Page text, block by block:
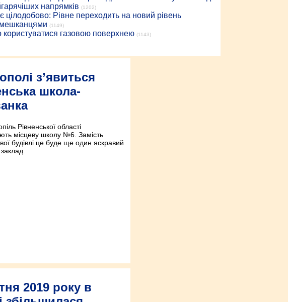
напрямків (1202)
цілодобово: Рівне переходить на новий рівень
мешканцями (1149)
користуватися газовою поверхнею (1143)
з’явиться
школа-
Рівненської області
місцеву школу №6. Замість
будівлі це буде ще один яскравий
2019 року в